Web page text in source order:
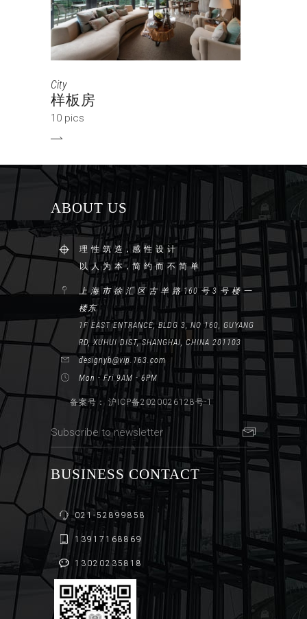
City
样板房
10 pics
ABOUT US
理 性 筑 造，感 性 设 计
以 人 为 本，简 约 而 不 简 单
上 海 市 徐 汇 区 古 羊 路 160 号 3 号 楼 一
楼东
1F EAST ENTRANCE, BLDG 3, NO 160, GUYANG
RD, XUHUI DIST, SHANGHAI, CHINA 201103
designyb@vip.163.com
Mon - Fri 9AM - 6PM
备案号： 沪ICP备2020026128号-1
BUSINESS CONTACT
021-52899858
13917168869
13020235818